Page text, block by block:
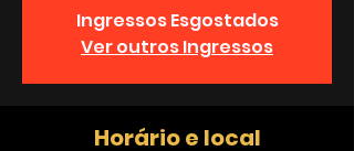
Ingressos Esgostados
Ver outros Ingressos
Horário e local